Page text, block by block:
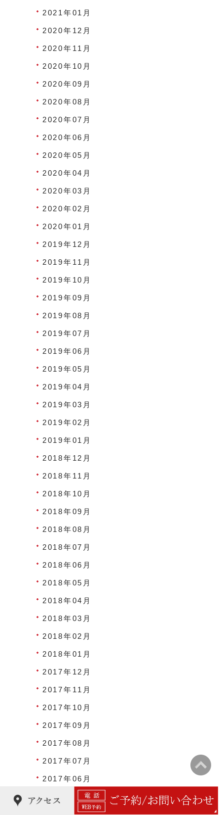
2021年01月
2020年12月
2020年11月
2020年10月
2020年09月
2020年08月
2020年07月
2020年06月
2020年05月
2020年04月
2020年03月
2020年02月
2020年01月
2019年12月
2019年11月
2019年10月
2019年09月
2019年08月
2019年07月
2019年06月
2019年05月
2019年04月
2019年03月
2019年02月
2019年01月
2018年12月
2018年11月
2018年10月
2018年09月
2018年08月
2018年07月
2018年06月
2018年05月
2018年04月
2018年03月
2018年02月
2018年01月
2017年12月
2017年11月
2017年10月
2017年09月
2017年08月
2017年07月
2017年06月
2017年05月